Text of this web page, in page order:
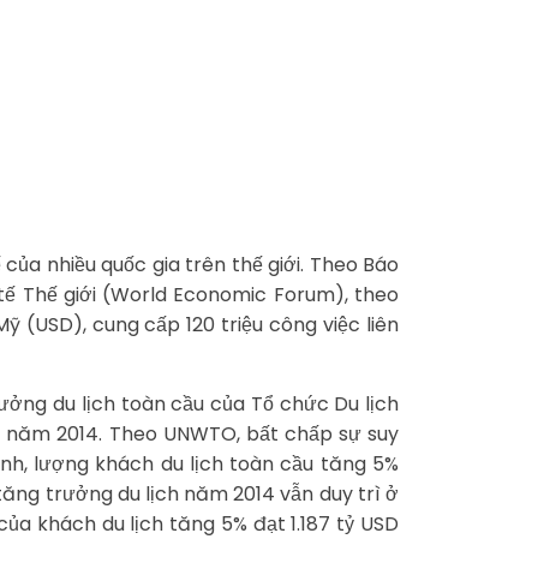
nhiều quốc gia trên thế giới. Theo Báo
Thế giới (World Economic Forum), theo
(USD), cung cấp 120 triệu công việc liên
du lịch toàn cầu của Tổ chức Du lịch
2014. Theo UNWTO, bất chấp sự suy
lượng khách du lịch toàn cầu tăng 5%
trưởng du lịch năm 2014 vẫn duy trì ở
khách du lịch tăng 5% đạt 1.187 tỷ USD